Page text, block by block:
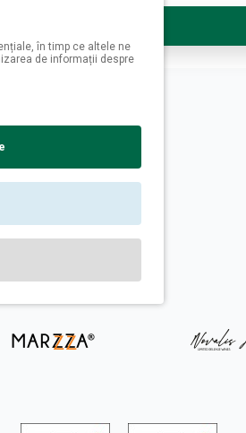
în timp ce altele ne
de informații despre